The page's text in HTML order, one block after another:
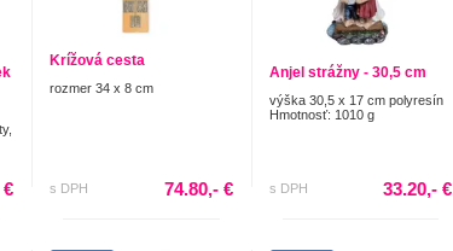
€
Krížová cesta
rozmer 34 x 8 cm
s DPH 74.80,- €
Anjel strážny - 30,5 cm
výška 30,5 x 17 cm polyresín
Hmotnosť: 1010 g
s DPH 33.20,- €